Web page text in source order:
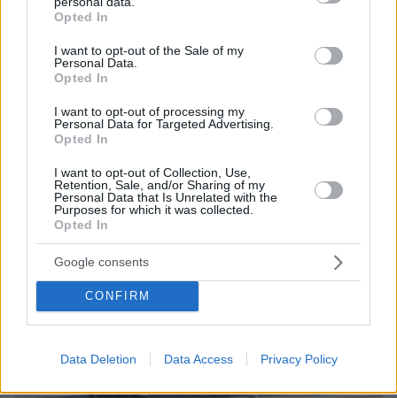
grant or deny consent to Google and its third-party tags to
use your data for below specified purposes in below Google
consent section.
Opted In
I want to opt-out of the Sale of my
Personal Data.
Opted In
I want to opt-out of processing my
Personal Data for Targeted Advertising.
Opted In
I want to opt-out of Collection, Use,
Retention, Sale, and/or Sharing of my
Personal Data that Is Unrelated with the
Purposes for which it was collected.
Opted In
Google consents
CONFIRM
Data Deletion Data Access Privacy Policy
ΤΑ ΠΙΟ ΔΗΜΟΦΙΛΗ